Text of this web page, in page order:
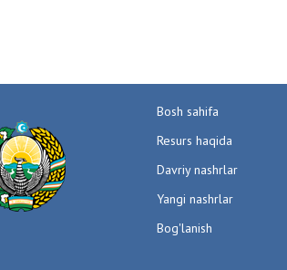
Bosh sahifa
Resurs haqida
Davriy nashrlar
Yangi nashrlar
Bog'lanish